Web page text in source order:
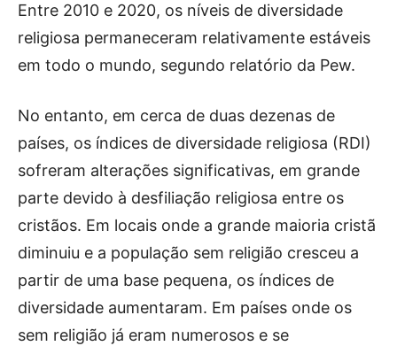
Entre 2010 e 2020, os níveis de diversidade
religiosa permaneceram relativamente estáveis ​​
em todo o mundo, segundo relatório da Pew.
No entanto, em cerca de duas dezenas de
países, os índices de diversidade religiosa (RDI)
sofreram alterações significativas, em grande
parte devido à desfiliação religiosa entre os
cristãos. Em locais onde a grande maioria cristã
diminuiu e a população sem religião cresceu a
partir de uma base pequena, os índices de
diversidade aumentaram. Em países onde os
sem religião já eram numerosos e se